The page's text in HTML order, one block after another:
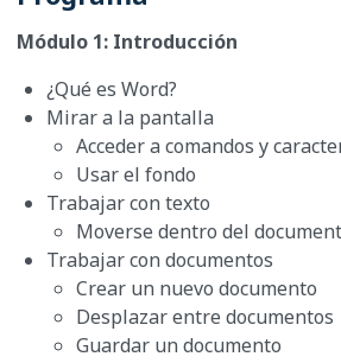
Módulo 1: Introducción
¿Qué es Word?
Mirar a la pantalla
Acceder a comandos y
Usar el fondo
Trabajar con texto
Moverse dentro del
Trabajar con documentos
Crear un nuevo documento
Desplazar entre documentos
Guardar un documento